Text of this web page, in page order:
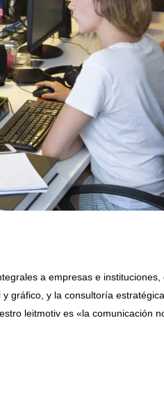
a empresas e
gráfico, y la consultoría
leitmotiv es «la comunicación